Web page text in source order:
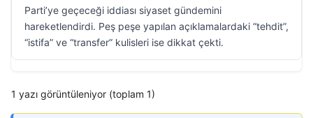
Parti’ye geçeceği iddiası siyaset gündemini
hareketlendirdi. Peş peşe yapılan açıklamalardaki “tehdit”,
“istifa” ve “transfer” kulisleri ise dikkat çekti.
1 yazı görüntüleniyor (toplam 1)